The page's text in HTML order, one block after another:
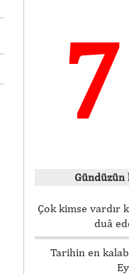
7
Gündüzün
Çok kimse vardır
duâ
Tarihin en